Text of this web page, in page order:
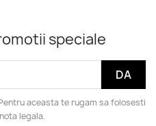
speciale
aceasta te rugam sa folosesti
legala.